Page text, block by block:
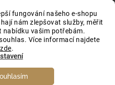
fungování našeho e-shopu
nám zlepšovat služby, měřit
nabídku vašim potřebám.
Více informací najdete
zde.
. Všechna práva vyhrazena.